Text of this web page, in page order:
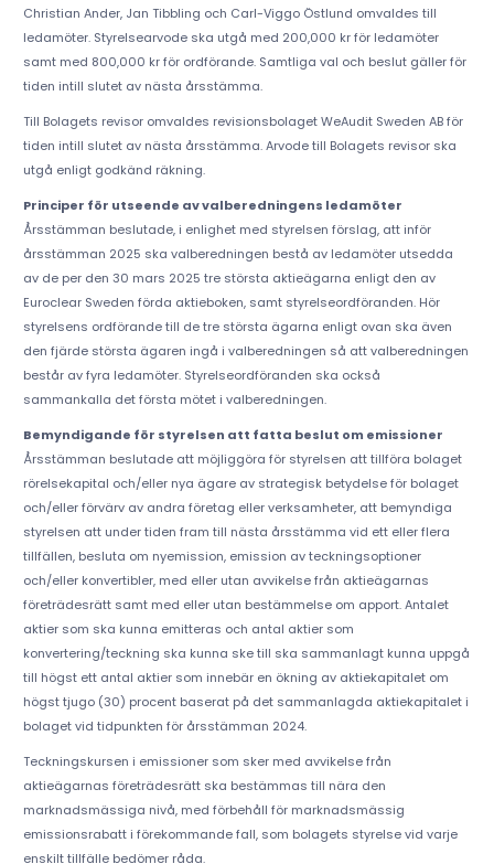
Christian Ander, Jan Tibbling och Carl-Viggo Östlund omvaldes till
ledamöter. Styrelsearvode ska utgå med 200,000 kr för ledamöter
samt med 800,000 kr för ordförande. Samtliga val och beslut gäller för
tiden intill slutet av nästa årsstämma.
Till Bolagets revisor omvaldes revisionsbolaget WeAudit Sweden AB för
tiden intill slutet av nästa årsstämma. Arvode till Bolagets revisor ska
utgå enligt godkänd räkning.
Principer för utseende av valberedningens ledamöter
Årsstämman beslutade, i enlighet med styrelsen förslag, att inför
årsstämman 2025 ska valberedningen bestå av ledamöter utsedda
av de per den 30 mars 2025 tre största aktieägarna enligt den av
Euroclear Sweden förda aktieboken, samt styrelseordföranden. Hör
styrelsens ordförande till de tre största ägarna enligt ovan ska även
den fjärde största ägaren ingå i valberedningen så att valberedningen
består av fyra ledamöter. Styrelseordföranden ska också
sammankalla det första mötet i valberedningen.
Bemyndigande för styrelsen att fatta beslut om emissioner
Årsstämman beslutade att möjliggöra för styrelsen att tillföra bolaget
rörelsekapital och/eller nya ägare av strategisk betydelse för bolaget
och/eller förvärv av andra företag eller verksamheter, att bemyndiga
styrelsen att under tiden fram till nästa årsstämma vid ett eller flera
tillfällen, besluta om nyemission, emission av teckningsoptioner
och/eller konvertibler, med eller utan avvikelse från aktieägarnas
företrädesrätt samt med eller utan bestämmelse om apport. Antalet
aktier som ska kunna emitteras och antal aktier som
konvertering/teckning ska kunna ske till ska sammanlagt kunna uppgå
till högst ett antal aktier som innebär en ökning av aktiekapitalet om
högst tjugo (30) procent baserat på det sammanlagda aktiekapitalet i
bolaget vid tidpunkten för årsstämman 2024.
Teckningskursen i emissioner som sker med avvikelse från
aktieägarnas företrädesrätt ska bestämmas till nära den
marknadsmässiga nivå, med förbehåll för marknadsmässig
emissionsrabatt i förekommande fall, som bolagets styrelse vid varje
enskilt tillfälle bedömer råda.